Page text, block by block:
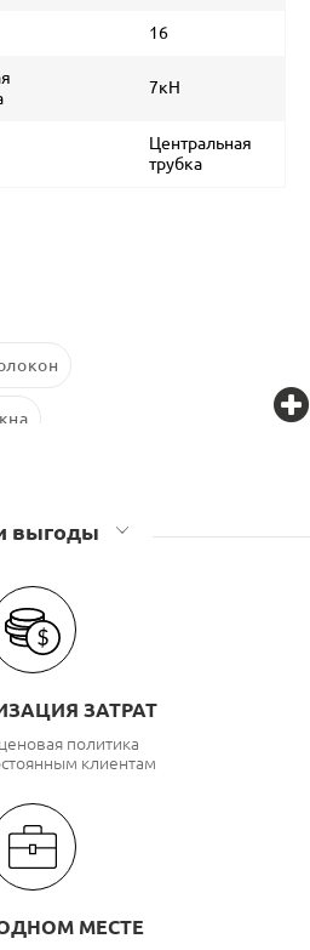
16
7кН
Центральная
трубка
2 волокна
кабель в грунт
кабель в грунт ОКС 01
кабель в грунт
бронированный оптический
выгоды
ЗАТРАТ
политика
клиентам
МЕСТЕ